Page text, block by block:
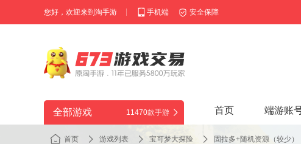
您好，欢迎来到淘手游 手机端 安全保障
全部游戏 11470款手游 首页 端游账
首页 游戏列表 宝可梦大探险 固拉多+随机资源（较少